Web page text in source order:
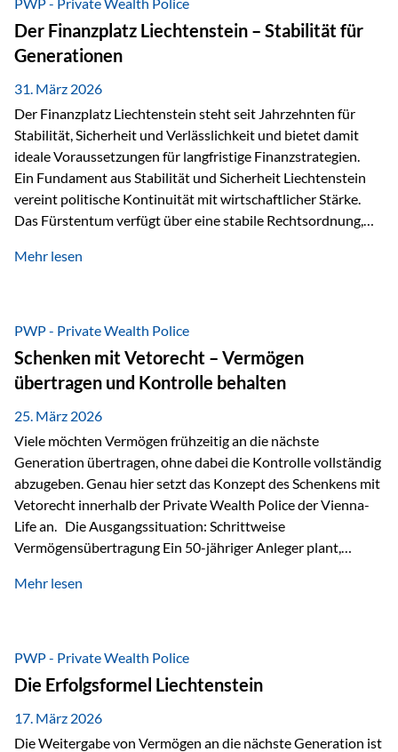
heißt das:Diese Gelder gehören im Konkursfall nicht zur
allgemeinen Konkursmasse, sondern werden ausschließlich
zur Erfüllung…
Der Finanzplatz Liechtenstein – Stabilität für
Generationen
31. März 2026
Der Finanzplatz Liechtenstein steht seit Jahrzehnten für
Stabilität, Sicherheit und Verlässlichkeit und bietet damit
ideale Voraussetzungen für langfristige Finanzstrategien.
Ein Fundament aus Stabilität und Sicherheit Liechtenstein
vereint politische Kontinuität mit wirtschaftlicher Stärke.
Das Fürstentum verfügt über eine stabile Rechtsordnung,
monarchischen Elementen basiert. Diese Struktur schafft
und Unternehmen. Ein wesentliches Merkmal ist die
Staatsfinanzierung: Liechtenstein weist keine
Staatsschulden auf, und der Schutz der wirtschaftlichen
Interessen der Bevölkerung ist in der Verfassung verankert.
Besonders hervorzuheben ist hierbei Artikel 14 der
liechtensteinischen Verfassung. Darin…
Mehr lesen
PWP - Private Wealth Police
Schenken mit Vetorecht – Vermögen
übertragen und Kontrolle behalten
25. März 2026
Viele möchten Vermögen frühzeitig an die nächste
Generation übertragen, ohne dabei die Kontrolle vollständig
abzugeben. Genau hier setzt das Konzept des Schenkens mit
Vetorecht innerhalb der Private Wealth Police der Vienna-
Life an. Die Ausgangssituation: Schrittweise
Vermögensübertragung Ein 50-jähriger Anleger plant,
der steuerliche Freibetrag optimal genutzt werden, sondern
strukturierte, langfristige Vermögensübertragung, ohne die
Kontrolle vollständig aus der Hand zu geben. Die Lösung:
Abschmelzung mit Vetorecht Die Umsetzung erfolgt über die
Private Wealth Police…
Mehr lesen
PWP - Private Wealth Police
Die Erfolgsformel Liechtenstein
17. März 2026
Die Weitergabe von Vermögen an die nächste Generation ist